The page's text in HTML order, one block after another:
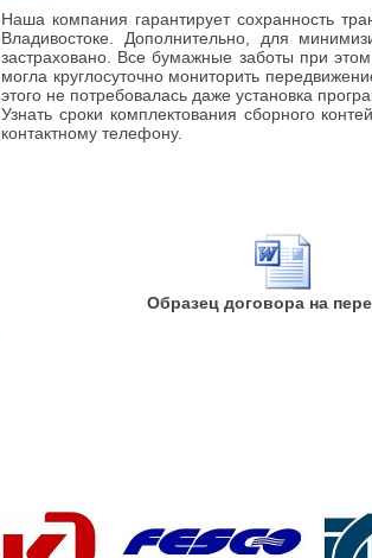
Наша компания гарантирует сохранность
Владивостоке. Дополнительно, для
застраховано. Все бумажные заботы при
могла круглосуточно мониторить
этого не потребовалась даже установка
Узнать сроки комплектования сборного
контактному телефону.
Образец договора на